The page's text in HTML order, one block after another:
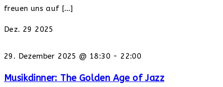
freuen uns auf […]
Dez. 29 2025
29. Dezember 2025 @ 18:30 - 22:00
Musikdinner: The Golden Age of Jazz